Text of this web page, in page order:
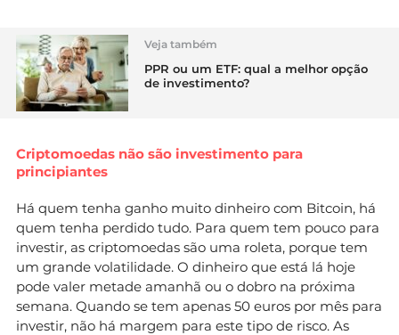
Veja também
PPR ou um ETF: qual a melhor opção
de investimento?
Criptomoedas não são investimento para
principiantes
Há quem tenha ganho muito dinheiro com Bitcoin, há
quem tenha perdido tudo. Para quem tem pouco para
investir, as criptomoedas são uma roleta, porque tem
um grande volatilidade. O dinheiro que está lá hoje
pode valer metade amanhã ou o dobro na próxima
semana. Quando se tem apenas 50 euros por mês para
investir, não há margem para este tipo de risco. As